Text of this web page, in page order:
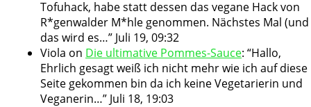
Tofuhack, habe statt dessen das vegane Hack von
R*genwalder M*hle genommen. Nächstes Mal (und
das wird es…” Juli 19, 09:32
Viola on Die ultimative Pommes-Sauce: “Hallo,
Ehrlich gesagt weiß ich nicht mehr wie ich auf diese
Seite gekommen bin da ich keine Vegetarierin und
Veganerin…” Juli 18, 19:03